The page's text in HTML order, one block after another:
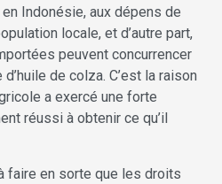
Indonésie, aux dépens de
locale, et d’autre part,
peuvent concurrencer
de colza. C’est la raison
a exercé une forte
réussi à obtenir ce qu’il
faire en sorte que les droits